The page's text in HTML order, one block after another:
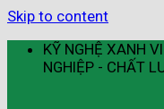
Skip to content
KỸ NGHỆ XANH
NGHIỆP - CHẤT